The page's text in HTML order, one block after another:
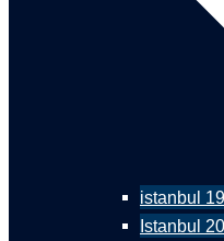
istanbul
Istanbul